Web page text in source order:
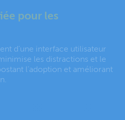
pour les
d’une interface utilisateur
les distractions et le
l’adoption et améliorant